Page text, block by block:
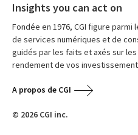
Insights you can act on
Fondée en 1976, CGI figure
de services numériques et de
guidés par les faits et axés sur
rendement de vos
A propos de CGI
© 2026 CGI inc.